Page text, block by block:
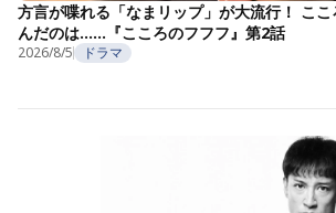
方言が喋れる「なまリップ」が大流行！ こ
んだのは……『こころのフフフ』第2話
2026/8/5 ドラマ